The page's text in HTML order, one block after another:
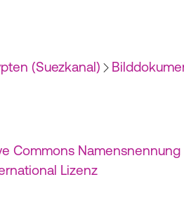
(Suezkanal)
Commons
Lizenz